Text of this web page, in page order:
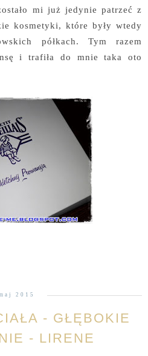
mi już jedynie patrzeć z
kosmetyki, które były wtedy
półkach. Tym razem
i trafiła do mnie taka oto
2015
- GŁĘBOKIE
- LIRENE